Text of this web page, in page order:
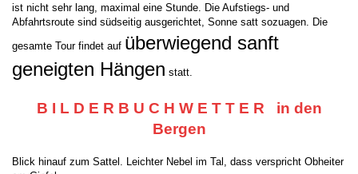
ist nicht sehr lang, maximal eine Stunde. Die Aufstiegs- und
Abfahrtsroute sind südseitig ausgerichtet, Sonne satt sozuagen. Die
gesamte Tour findet auf überwiegend sanft
geneigten Hängen statt.
B I L D E R B U C H W E T T E R in den
Bergen
Blick hinauf zum Sattel. Leichter Nebel im Tal, dass verspricht Obheiter